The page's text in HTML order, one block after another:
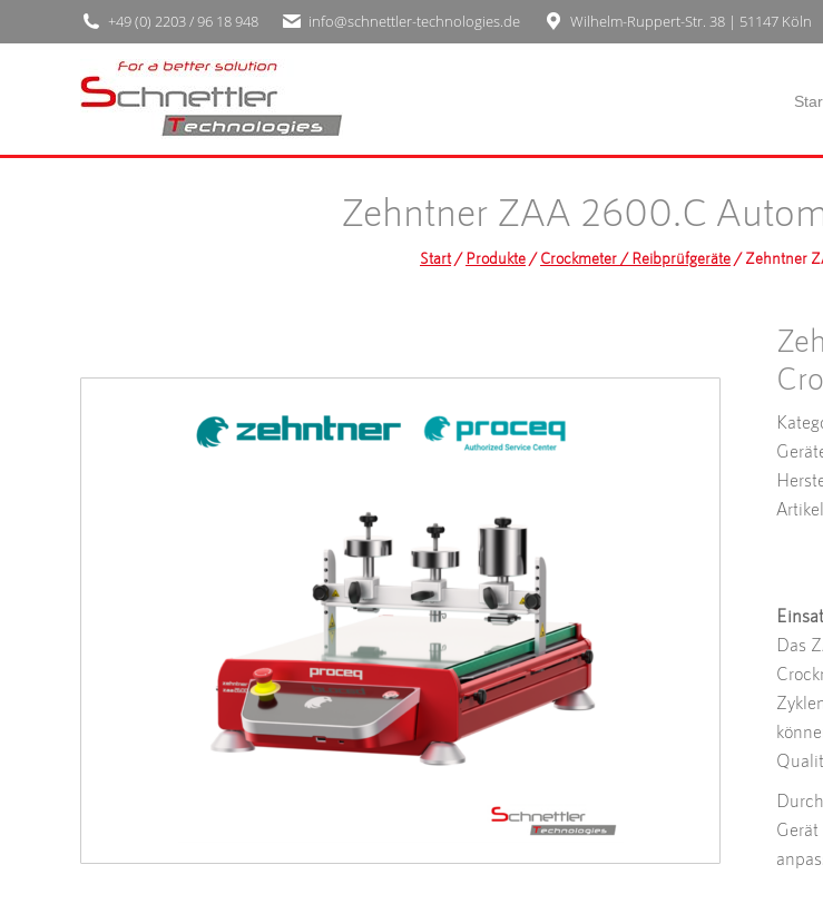
+49 (0) 2203 / 96 18 948 info@schnettler-technologies.de Wilhelm-Ruppert-Str. 38 | 51147 Köln
Zehntner ZAA 2600.C
Start /Produkte /Crockmeter / Reibprüfgeräte / Zehntner
Das